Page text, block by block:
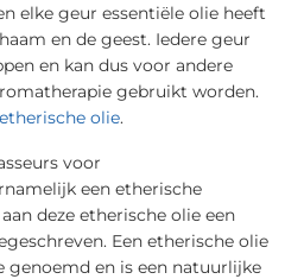
elke geur essentiële olie heeft
en de geest. Iedere geur
en kan dus voor andere
gebruikt worden.
olie.
voor
een etherische
deze etherische olie een
Een etherische olie
genoemd en is een natuurlijke